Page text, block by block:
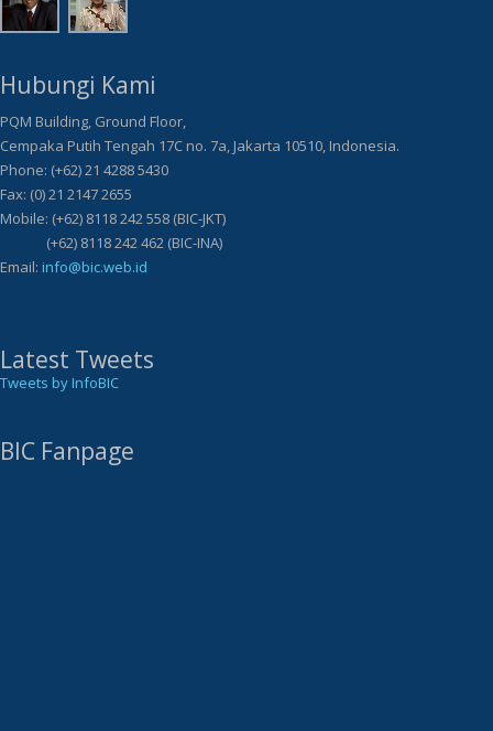
Hubungi Kami
PQM Building, Ground Floor,
Cempaka Putih Tengah 17C no. 7a, Jakarta 10510, Indonesia.
Phone: (+62) 21 4288 5430
Fax: (0) 21 2147 2655
Mobile: (+62) 8118 242 558 (BIC-JKT)
(+62) 8118 242 462 (BIC-INA)
Email: info@bic.web.id
Latest Tweets
Tweets by InfoBIC
BIC Fanpage